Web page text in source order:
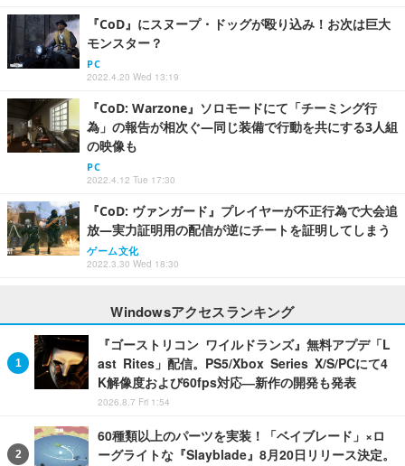
『CoD』にスヌープ・ドッグが殴り込み！お次は巨大
モンスター？
PC
2022.4.20 Wed 13:19
『CoD: Warzone』ソロモードにて「チーミング行
為」の報告が相次ぐ―同じ装備で行動を共にする3人組
の映像も
PC
2022.4.12 Tue 17:30
『CoD: ヴァンガード』プレイヤーが不正行為で大会追
放―実力証明用の配信が逆にチートを証明してしまう
ゲーム文化
2022.3.30 Wed 18:30
Windowsアクセスランキング
『ゴーストリコン ワイルドランズ』無料アプデ「L
ast Rites」配信。PS5/Xbox Series X/S/PCにて4
K解像度および60fps対応―新作の開発も発表
2026.8.7 Fri 1:54
60種類以上のパーツを実装！「ベイブレード」×ロ
ーグライトな『Slayblade』8月20日リリース決定。